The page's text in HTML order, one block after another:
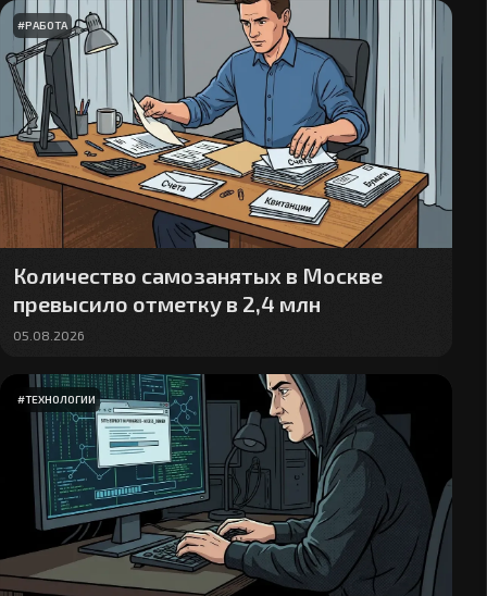
#РАБОТА
Количество самозанятых в Москве
превысило отметку в 2,4 млн
05.08.2026
#ТЕХНОЛОГИИ